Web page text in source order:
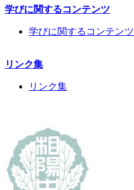
学びに関するコンテンツ
学びに関するコンテンツ
リンク集
リンク集